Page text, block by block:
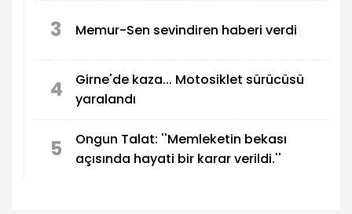
3 Memur-Sen sevindiren haberi verdi
4
Girne'de kaza... Motosiklet sürücüsü
yaralandı
5
Ongun Talat: ''Memleketin bekası
açısında hayati bir karar verildi.''